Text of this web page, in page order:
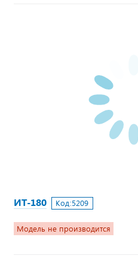
ИТ-180 Код:5209
Модель не производится